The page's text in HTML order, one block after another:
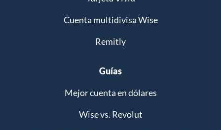
Cuenta multidivisa Wise
Remitly
Guías
Mejor cuenta en dólares
Wise vs. Revolut